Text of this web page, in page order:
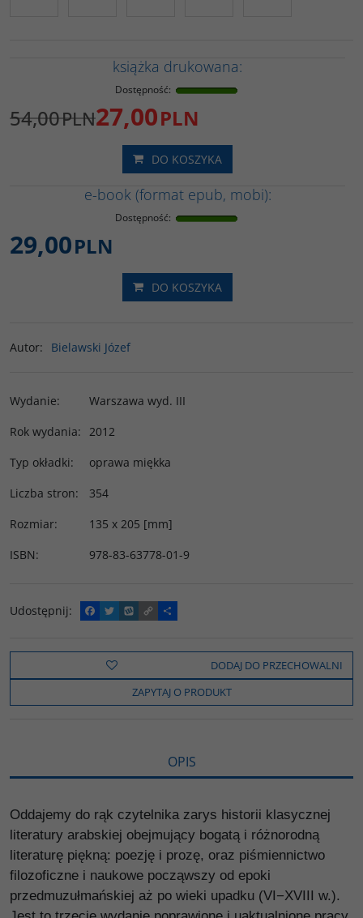
książka drukowana:
Dostępność:
54,00PLN27,00PLN
DO KOSZYKA
e-book (format epub, mobi):
Dostępność:
29,00PLN
DO KOSZYKA
Autor: Bielawski Józef
Wydanie:
Warszawa wyd. III
Rok wydania: 2012
Typ okładki:
oprawa miękka
Liczba stron:
354
Rozmiar:
135 x 205 [mm]
ISBN: 978-83-63778-01-9
Udostępnij:
F
a
e
o
k
T
w
t
t
e
W
y
o
C
o
y
i
n
k
P
o
z
e
l
s
DODAJ DO PRZECHOWALNI
ZAPYTAJ O PRODUKT
OPIS
Oddajemy do rąk czytelnika zarys historii klasycznej
literatury arabskiej obejmujący bogatą i różnorodną
literaturę piękną: poezję i prozę, oraz piśmiennictwo
filozoficzne i naukowe począwszy od epoki
przedmuzułmańskiej aż po wieki upadku (VI−XVIII w.).